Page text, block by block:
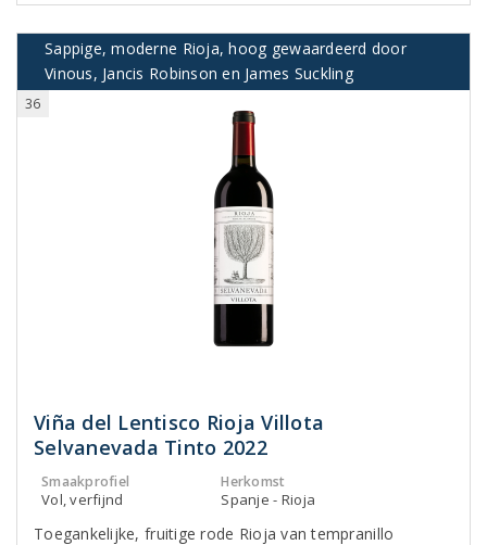
Sappige, moderne Rioja, hoog gewaardeerd door
Vinous, Jancis Robinson en James Suckling
36
Viña del Lentisco Rioja Villota
Selvanevada Tinto 2022
Smaakprofiel
Vol, verfijnd
Herkomst
Spanje - Rioja
Toegankelijke, fruitige rode Rioja van tempranillo